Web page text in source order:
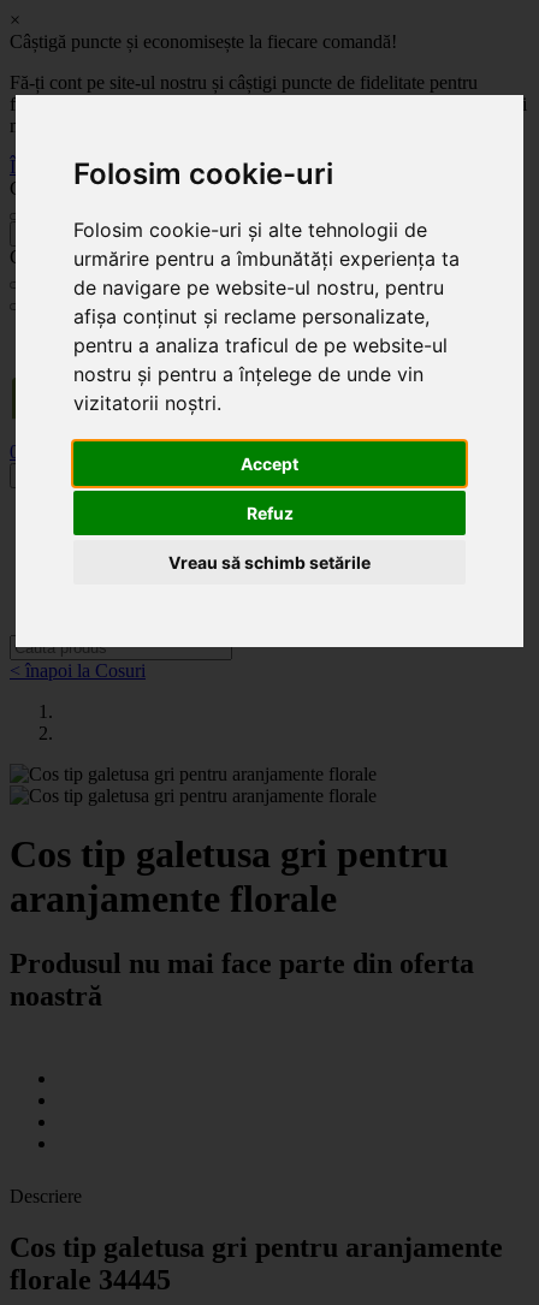
Folosim cookie-uri
Folosim cookie-uri și alte tehnologii de
urmărire pentru a îmbunătăți experiența ta
de navigare pe website-ul nostru, pentru
afișa conținut și reclame personalizate,
pentru a analiza traficul de pe website-ul
nostru și pentru a înțelege de unde vin
vizitatorii noștri.
Accept
Refuz
Vreau să schimb setările
×
Câștigă puncte și economisește la fiecare comandă!
Fă-ți cont pe site-ul nostru și câștigi puncte de fidelitate pentru
fiecare comandă! Cu cât comanzi mai mult, cu atât economisești mai
mult!
Înregistrează-te acum
Celoplast
Celoplast
Transportul este GRATUIT pentru comenzile mai mari de 350 Lei. Comanda minimă în
valoare de 100 Lei. Expediere în 1 - 2 zile lucrătoare.
0
Categorii
< înapoi la Cosuri
Cos tip galetusa gri pentru
aranjamente florale
Produsul nu mai face parte din oferta
noastră
Descriere
Cos tip galetusa gri pentru aranjamente
florale 34445